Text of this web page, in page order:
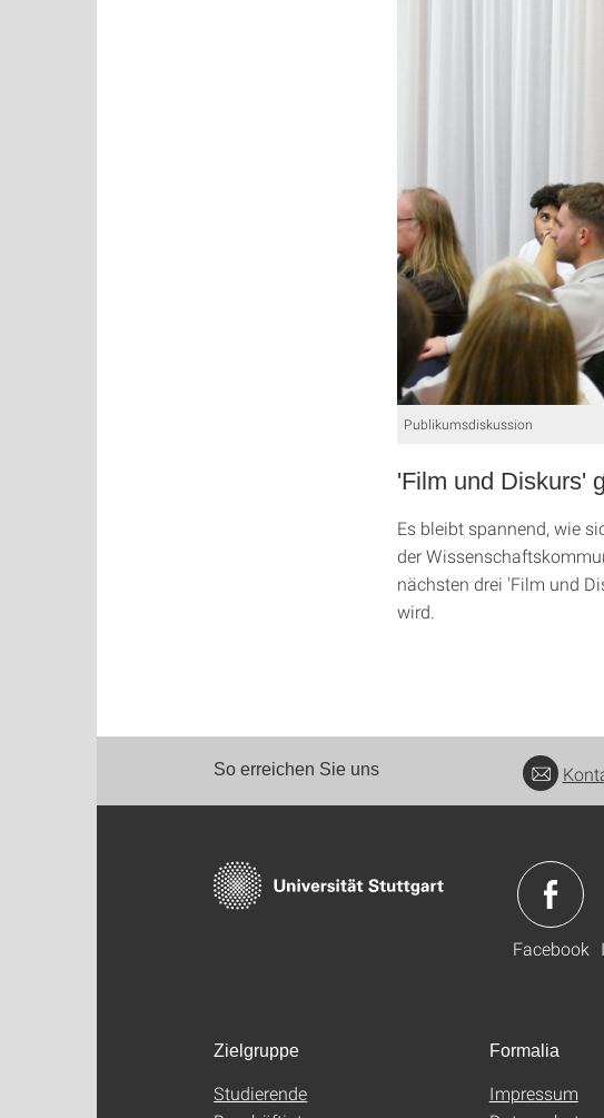
Publikumsdiskussion
'Film und Diskurs'
Es bleibt spannend, wie
der
nächsten drei 'Film und
wird.
So erreichen Sie uns
Facebook
Zielgruppe
Studierende
Formalia
Impressum